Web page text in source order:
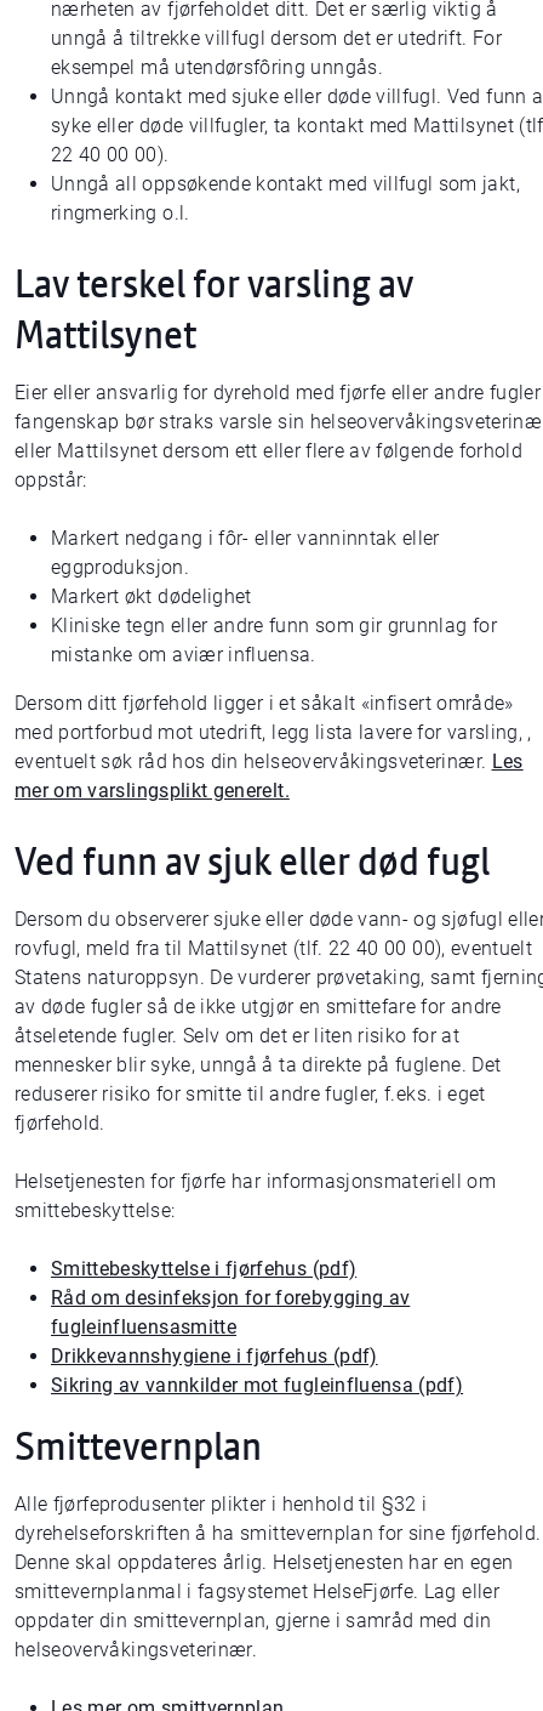
nærheten av fjørfeholdet ditt. Det er særlig viktig å
unngå å tiltrekke villfugl dersom det er utedrift. For
eksempel må utendørsfôring unngås.
Unngå kontakt med sjuke eller døde villfugl. Ved funn
syke eller døde villfugler, ta kontakt med Mattilsynet
22 40 00 00).
Unngå all oppsøkende kontakt med villfugl som jakt,
ringmerking o.l.
Lav terskel for varsling av
Mattilsynet
Eier eller ansvarlig for dyrehold med fjørfe eller andre
fangenskap bør straks varsle sin
eller Mattilsynet dersom ett eller flere av følgende forhold
oppstår:
Markert nedgang i fôr- eller vanninntak eller
eggproduksjon.
Markert økt dødelighet
Kliniske tegn eller andre funn som gir grunnlag for
mistanke om aviær influensa.
Dersom ditt fjørfehold ligger i et såkalt «infisert område»
med portforbud mot utedrift, legg lista lavere for varsling, ,
eventuelt søk råd hos din helseovervåkingsveterinær. Les
mer om varslingsplikt generelt.
Ved funn av sjuk eller død fugl
Dersom du observerer sjuke eller døde vann- og sjøfugl
rovfugl, meld fra til Mattilsynet (tlf. 22 40 00 00), eventuelt
Statens naturoppsyn. De vurderer prøvetaking, samt
av døde fugler så de ikke utgjør en smittefare for andre
åtseletende fugler. Selv om det er liten risiko for at
mennesker blir syke, unngå å ta direkte på fuglene. Det
reduserer risiko for smitte til andre fugler, f.eks. i eget
fjørfehold.
Helsetjenesten for fjørfe har informasjonsmateriell om
smittebeskyttelse:
Smittebeskyttelse i fjørfehus (pdf)
Råd om desinfeksjon for forebygging av
fugleinfluensasmitte
Drikkevannshygiene i fjørfehus (pdf)
Sikring av vannkilder mot fugleinfluensa (pdf)
Smittevernplan
Alle fjørfeprodusenter plikter i henhold til §32 i
dyrehelseforskriften å ha smittevernplan for sine fjørfehold.
Denne skal oppdateres årlig. Helsetjenesten har en egen
smittevernplanmal i fagsystemet HelseFjørfe. Lag eller
oppdater din smittevernplan, gjerne i samråd med din
helseovervåkingsveterinær.